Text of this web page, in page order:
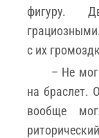
фигуру.
с их
– Не
на браслет.
вообще